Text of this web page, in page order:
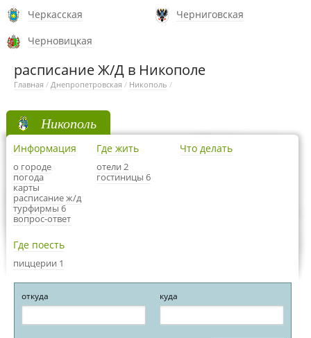
Черкасская
Черниговская
Черновицкая
расписание Ж/Д в Никополе
Главная / Днепропетровская / Никополь /
Никополь
Информация
о городе
погода
карты
расписание ж/д
турфирмы 6
вопрос-ответ
Где жить
отели 2
гостиницы 6
Что делать
Где поесть
пиццерии 1
откуда куда